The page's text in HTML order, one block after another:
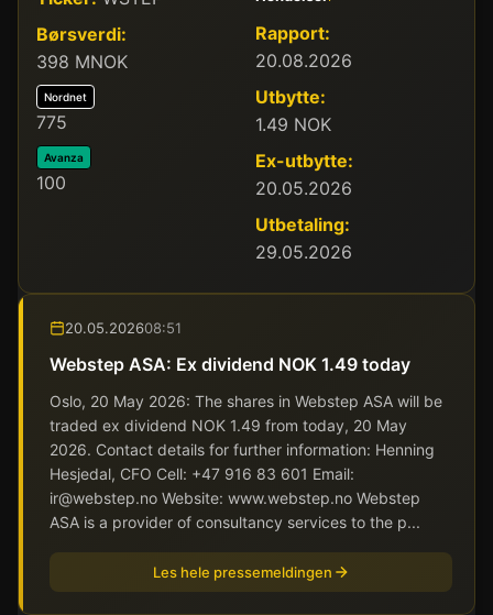
Børsverdi:
398 MNOK
Nordnet
775
Avanza
100
Rapport:
20.08.2026
Utbytte:
1.49 NOK
Ex-utbytte:
20.05.2026
Utbetaling:
29.05.2026
20.05.202608:51
Webstep ASA: Ex dividend NOK 1.49 today
Oslo, 20 May 2026: The shares in Webstep ASA will be
traded ex dividend NOK 1.49 from today, 20 May
2026. Contact details for further information: Henning
Hesjedal, CFO Cell: +47 916 83 601 Email:
ir@webstep.no Website: www.webstep.no Webstep
ASA is a provider of consultancy services to the p...
Les hele pressemeldingen